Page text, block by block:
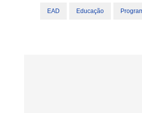
EAD Educação